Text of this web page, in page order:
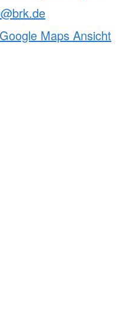
Maps Ansicht